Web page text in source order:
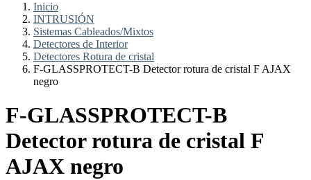
Inicio
INTRUSIÓN
Sistemas Cableados/Mixtos
Detectores de Interior
Detectores Rotura de cristal
F-GLASSPROTECT-B Detector rotura de cristal F AJAX
negro
F-GLASSPROTECT-B
Detector rotura de cristal F
AJAX negro